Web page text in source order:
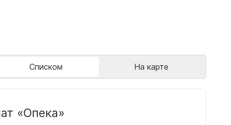
Списком На карте
«Опека»